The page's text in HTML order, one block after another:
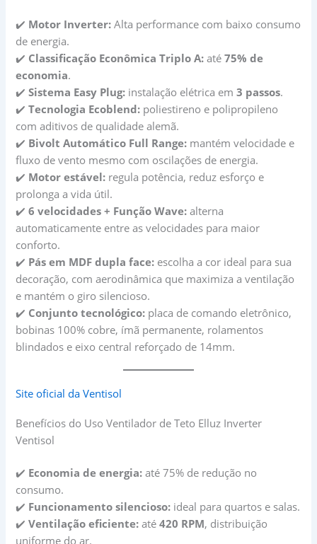
✔️ Motor Inverter: Alta performance com baixo consumo
de energia.
✔️ Classificação Econômica Triplo A: até75% de
economia.
✔️Sistema Easy Plug: instalação elétrica em3 passos.
✔️Tecnologia Ecoblend: poliestireno e polipropileno
com aditivos de qualidade alemã.
✔️ Bivolt Automático Full Range: mantém velocidade e
fluxo de vento mesmo com oscilações de energia.
✔️ Motor estável: regula potência, reduz esforço e
prolonga a vida útil.
✔️6 velocidades + Função Wave: alterna
automaticamente entre as velocidades para maior
conforto.
✔️ Pás em MDF dupla face: escolha a cor ideal para sua
decoração, com aerodinâmica que maximiza a ventilação
e mantém o giro silencioso.
✔️ Conjunto tecnológico: placa de comando eletrônico,
bobinas 100% cobre, ímã permanente, rolamentos
blindados e eixo central reforçado de 14mm.
Site oficial da Ventisol
Benefícios do Uso Ventilador de Teto Elluz Inverter
Ventisol
✔️ Economia de energia: até 75% de redução no
consumo.
✔️ Funcionamento silencioso: ideal para quartos e salas.
✔️Ventilação eficiente: até420 RPM, distribuição
uniforme do ar.